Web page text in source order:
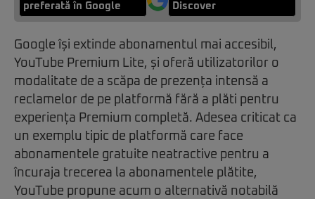
preferată în Google
Discover
Google își extinde abonamentul mai accesibil,
YouTube Premium Lite, și oferă utilizatorilor o
modalitate de a scăpa de prezența intensă a
reclamelor de pe platformă fără a plăti pentru
experiența Premium completă. Adesea criticat ca
un exemplu tipic de platformă care face
abonamentele gratuite neatractive pentru a
încuraja trecerea la abonamentele plătite,
YouTube propune acum o alternativă notabilă